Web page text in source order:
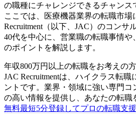
の職種にチャレンジできるチャンス
ここでは、医療機器業界の転職市場
Recruitment（以下、JAC）のコンサ
40代を中心に、営業職の転職事情や
のポイントを解説します。
年収800万円以上の転職をお考えの
JAC Recruitmentは、ハイクラス転
ントです。 業界・領域に強い専門コ
の高い情報を提供し、あなたの転職
無料最短5分登録してプロの転職支